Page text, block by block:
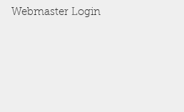
Webmaster Login